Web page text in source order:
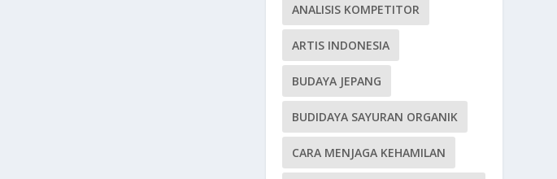
ANALISIS KOMPETITOR
ARTIS INDONESIA
BUDAYA JEPANG
BUDIDAYA SAYURAN ORGANIK
CARA MENJAGA KEHAMILAN